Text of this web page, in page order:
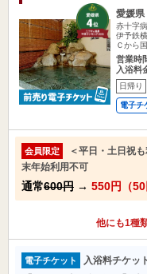
愛媛県
赤十字
伊予鉄
Ｃから
営業時
入浴料
日帰り
電子チ
会員限定
＜平日・土日祝
末年始利用不可
通常600円 → 550円（50
他にも1種
電子チケット 入浴料チケッ